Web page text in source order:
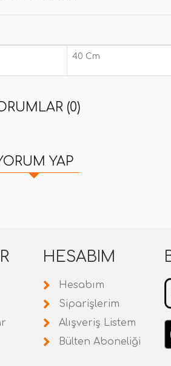
40 Cm
(0)
YAP
HESABIM
Hesabım
Siparişlerim
Alışveriş Listem
Bülten Aboneliği